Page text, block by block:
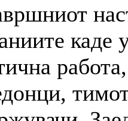
каде